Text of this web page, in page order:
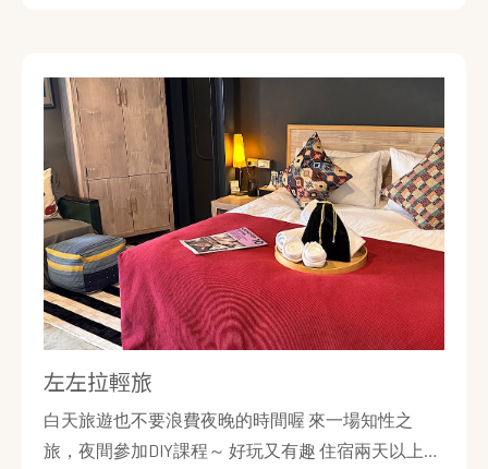
左左拉輕旅
白天旅遊也不要浪費夜晚的時間喔 來一場知性之
旅，夜間參加DIY課程～ 好玩又有趣 住宿兩天以上報